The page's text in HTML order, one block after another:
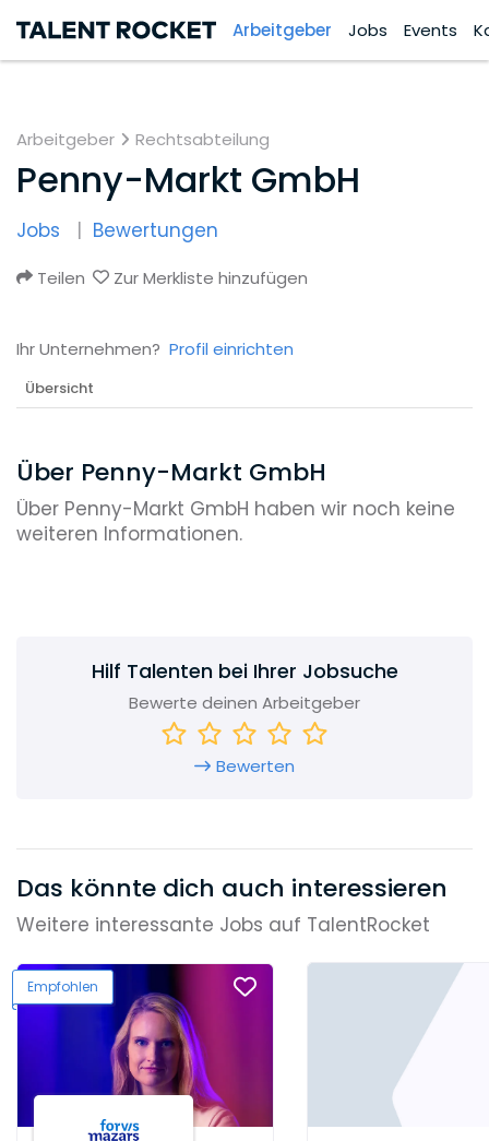
Arbeitgeber Jobs Events
Arbeitgeber Rechtsabteilung
Penny-Markt GmbH
Jobs Bewertungen
Teilen Zur Merkliste hinzufügen
Ihr Unternehmen? Profil einrichten
Übersicht
Über Penny-Markt GmbH
Über Penny-Markt GmbH haben wir noch keine
weiteren Informationen.
Hilf Talenten bei Ihrer Jobsuche
Bewerte deinen Arbeitgeber
Bewerten
Das könnte dich auch interessieren
Weitere interessante Jobs auf TalentRocket
Empfohlen